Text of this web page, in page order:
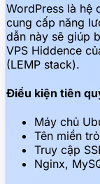
WordPress là hệ
cung cấp năng
dẫn này sẽ giúp
VPS Hiddence
(LEMP stack).
Điều kiện tiên
Máy chủ
Tên miền
Truy cập
Nginx,